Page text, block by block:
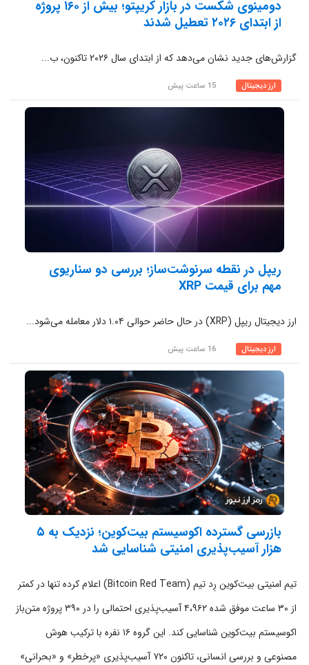
دومینوی شکست در بازار کریپتو؛ بیش از ۱۶۰ پروژه
از ابتدای ۲۰۲۶ تعطیل شدند
گزارش‌های جدید نشان می‌دهد که از ابتدای سال ۲۰۲۶ تاکنون، ب...
ارز دیجیتال 15 ساعت پیش
ریپل در نقطه سرنوشت‌ساز؛ بررسی دو سناریوی
مهم برای قیمت XRP
ارز دیجیتال ریپل (XRP) در حال حاضر حوالی ۱.۰۴ دلار معامله می‌شود...
ارز دیجیتال 16 ساعت پیش
بازرسی گسترده اکوسیستم بیت‌کوین؛ نزدیک به ۵
هزار آسیب‌پذیری امنیتی شناسایی شد
تیم امنیتی بیت‌کوین رِد تیم (Bitcoin Red Team) اعلام کرده تنها در کمتر
از ۳۰ ساعت موفق شده ۴،۹۶۲ آسیب‌پذیری احتمالی را در ۳۹۰ پروژه متن‌باز
اکوسیستم بیت‌کوین شناسایی کند. این گروه ۱۶ نفره با ترکیب هوش
مصنوعی و بررسی انسانی، تاکنون ۷۲۰ آسیب‌پذیری «پرخطر» و «بحرانی»